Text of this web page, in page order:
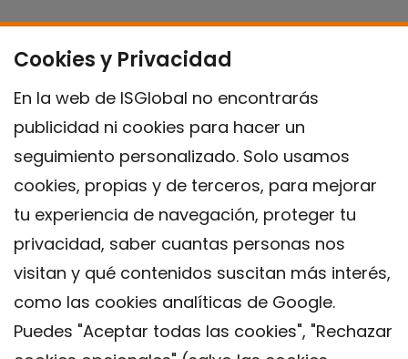
Cookies y Privacidad
En la web de ISGlobal no encontrarás
publicidad ni cookies para hacer un
seguimiento personalizado. Solo usamos
cookies, propias y de terceros, para mejorar
tu experiencia de navegación, proteger tu
privacidad, saber cuantas personas nos
visitan y qué contenidos suscitan más interés,
como las cookies analíticas de Google.
Puedes "Aceptar todas las cookies", "Rechazar